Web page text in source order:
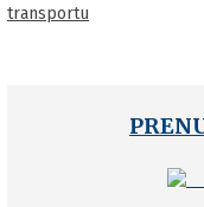
transportu